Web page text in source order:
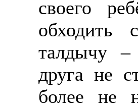
своего
обходить
талдычу –
друга не
более не